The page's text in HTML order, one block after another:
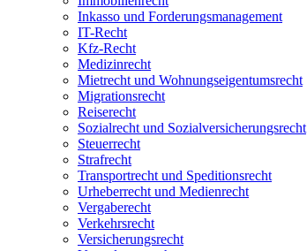
Inkasso und Forderungsmanagement
IT-Recht
Kfz-Recht
Medizinrecht
Mietrecht und Wohnungseigentumsrecht
Migrationsrecht
Reiserecht
Sozialrecht und Sozialversicherungsrecht
Steuerrecht
Strafrecht
Transportrecht und Speditionsrecht
Urheberrecht und Medienrecht
Vergaberecht
Verkehrsrecht
Versicherungsrecht